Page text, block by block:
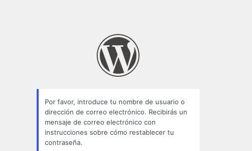
Por favor, introduce tu nombre de usuario o
dirección de correo electrónico. Recibirás un
mensaje de correo electrónico con
instrucciones sobre cómo restablecer tu
contraseña.